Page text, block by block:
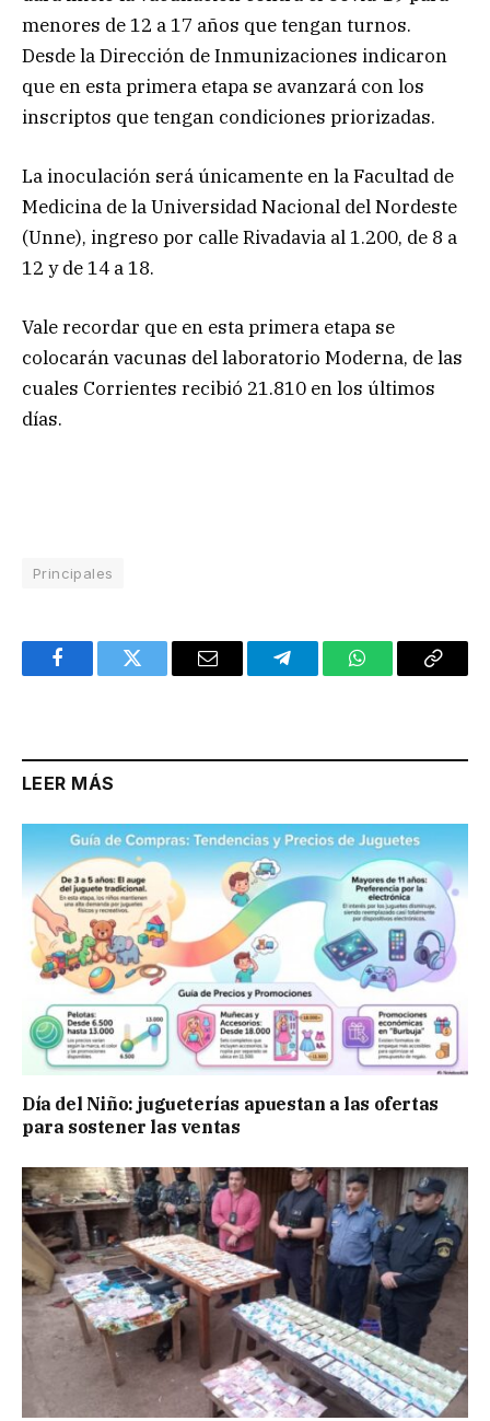
menores de 12 a 17 años que tengan turnos.
Desde la Dirección de Inmunizaciones indicaron
que en esta primera etapa se avanzará con los
inscriptos que tengan condiciones priorizadas.
La inoculación será únicamente en la Facultad de
Medicina de la Universidad Nacional del Nordeste
(Unne), ingreso por calle Rivadavia al 1.200, de 8 a
12 y de 14 a 18.
Vale recordar que en esta primera etapa se
colocarán vacunas del laboratorio Moderna, de las
cuales Corrientes recibió 21.810 en los últimos
días.
Principales
FacebookTwitter Email TelegramWhatsAppCopy
LEER MÁS
Día del Niño: jugueterías apuestan a las ofertas
para sostener las ventas